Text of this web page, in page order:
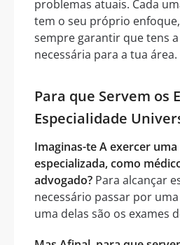
problemas atuais. Cada
tem o seu próprio
sempre garantir que tens
necessária para a tua área.
Para que Servem os
Especialidade
Imaginas-te A exercer
especializada, como
advogado? Para alcançar
necessário passar por
uma delas são os exames